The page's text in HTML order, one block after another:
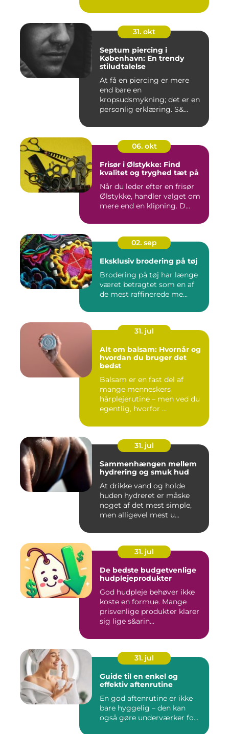
31. okt
Septum piercing i
København: En trendy
stiludtalelse
At få en piercing er mere
end bare en
kropsudsmykning; det er en
personlig erklæring. S&...
06. okt
Frisør i Ølstykke: Find
kvalitet og tryghed tæt på
Når du leder efter en frisør
Ølstykke, handler valget om
mere end en klipning. D...
02. sep
Eksklusiv brodering på tøj
Brodering på tøj har længe
været betragtet som en af
de mest raffinerede me...
31. jul
Alt om balsam: Hvornår og
hvordan du bruger det
bedst
Balsam er en fast del af
mange menneskers
hårplejerutine – men ved du
egentlig, hvorfor ...
31. jul
Sammenhængen mellem
hydrering og smuk hud
At drikke vand og holde
huden hydreret er måske
noget af det mest simple,
men alligevel mest u...
31. jul
De bedste budgetvenlige
hudplejeprodukter
God hudpleje behøver ikke
koste en formue. Mange
prisvenlige produkter klarer
sig lige s&arin...
31. jul
Guide til en enkel og
effektiv aftenrutine
En god aftenrutine er ikke
bare hyggelig – den kan
også gøre underværker fo...